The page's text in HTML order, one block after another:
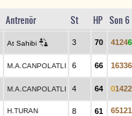
Antrenör St HP Son 6
At Sahibi 3 70 41246
M.A.CANPOLATLI 6 66 16336
M.A.CANPOLATLI 4 64 01422
H.TURAN 8 61 65121